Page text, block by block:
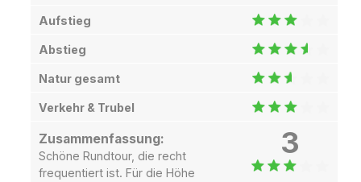
Aufstieg
Abstieg
Natur gesamt
Verkehr & Trubel
Zusammenfassung:
Schöne Rundtour, die recht
frequentiert ist. Für die Höhe
3